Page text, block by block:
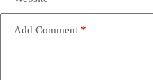
Add Comment *